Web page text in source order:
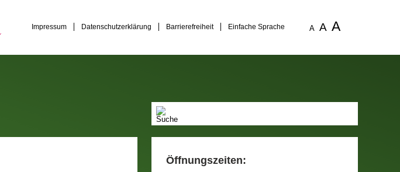
Impressum Datenschutzerklärung Barrierefreiheit Einfache Sprache A A A
Öffnungszeiten: